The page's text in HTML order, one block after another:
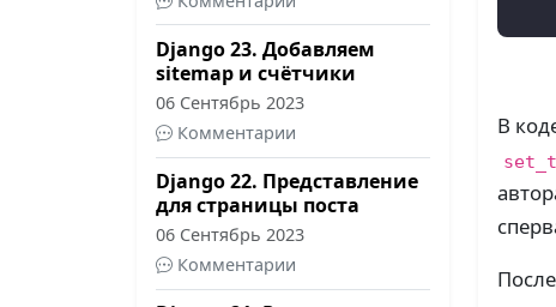
В
Django 23. Добавляем
sitemap и счётчики
06 Сентябрь 2023
Комментарии
Django 22. Представление
для страницы поста
06 Сентябрь 2023
Комментарии